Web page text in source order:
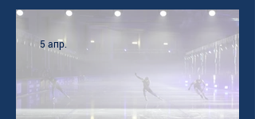
5 апр.